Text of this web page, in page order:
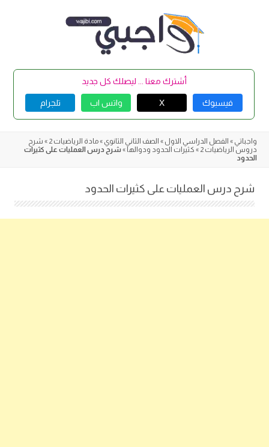
أشترك معنا ... ليصلك كل جديد
فيسبوك X واتس اب تلجرام
واجباتي » الفصل الدراسي الاول » الصف الثاني الثانوي »مادة الرياضيات 2 » شرح
دروس الرياضيات 2
» كثيرات الحدود ودوالها » شرح درس العمليات على كثيرات
الحدود
شرح درس العمليات على كثيرات الحدود